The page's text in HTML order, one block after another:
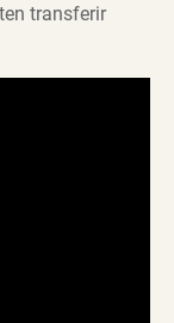
transferir